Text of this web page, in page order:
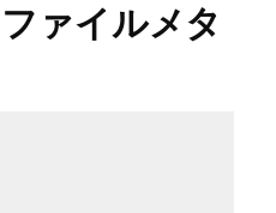
ァイルメタ